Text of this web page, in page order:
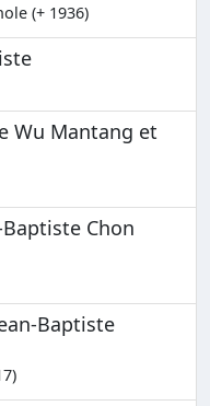
(+ 1936)
Wu Mantang et
Chon
Baptiste